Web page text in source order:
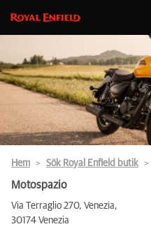
Hem Sök Royal Enfield butik
Motospazio
Via Terraglio 270, Venezia,
30174 Venezia